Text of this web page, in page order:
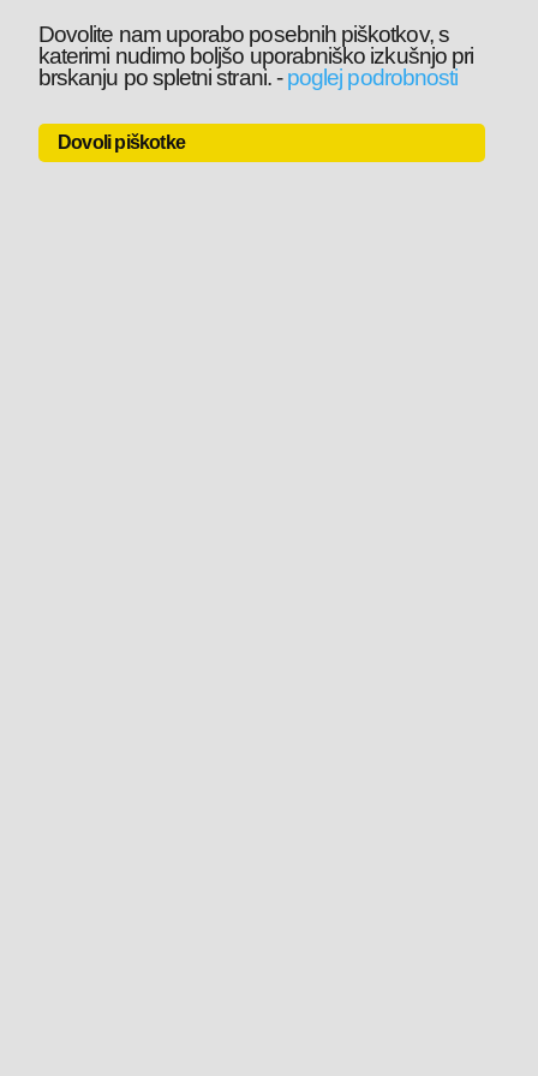
Dovolite nam uporabo posebnih piškotkov, s
katerimi nudimo boljšo uporabniško izkušnjo pri
brskanju po spletni strani.-poglej podrobnosti
Dovoli piškotke